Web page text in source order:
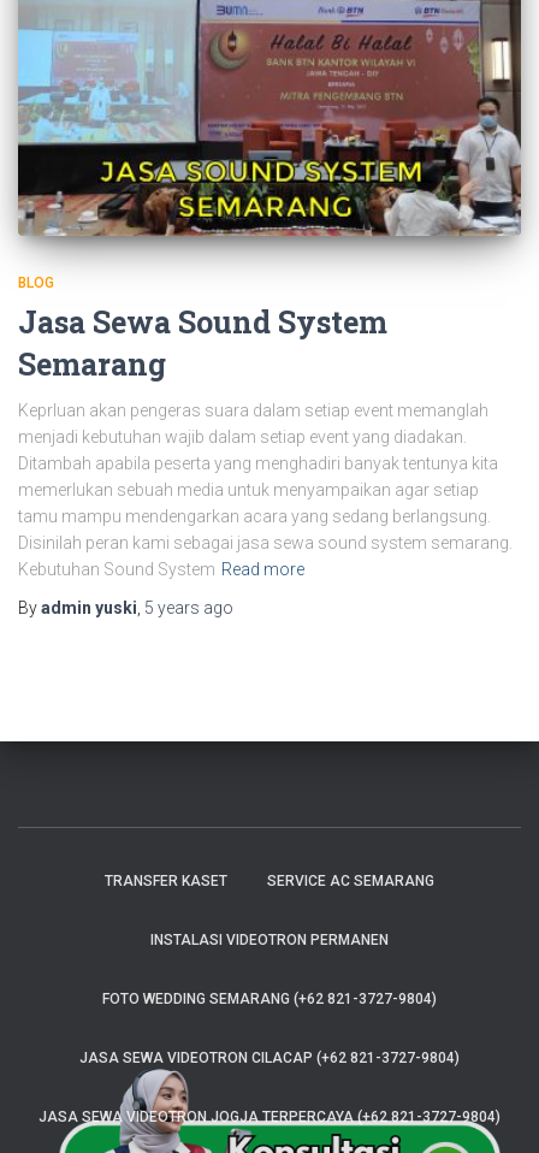
BLOG
Jasa Sewa Sound System
Semarang
Keprluan akan pengeras suara dalam setiap event memanglah
menjadi kebutuhan wajib dalam setiap event yang diadakan.
Ditambah apabila peserta yang menghadiri banyak tentunya kita
memerlukan sebuah media untuk menyampaikan agar setiap
tamu mampu mendengarkan acara yang sedang berlangsung.
Disinilah peran kami sebagai jasa sewa sound system semarang.
Kebutuhan Sound System Read more
Byadmin yuski 5 years ago
TRANSFER KASET SERVICE AC SEMARANG
INSTALASI VIDEOTRON PERMANEN
FOTO WEDDING SEMARANG (+62 821-3727-9804)
JASA SEWA VIDEOTRON CILACAP (+62 821-3727-9804)
JASA SEWA VIDEOTRON JOGJA TERPERCAYA (+62 821-3727-9804)